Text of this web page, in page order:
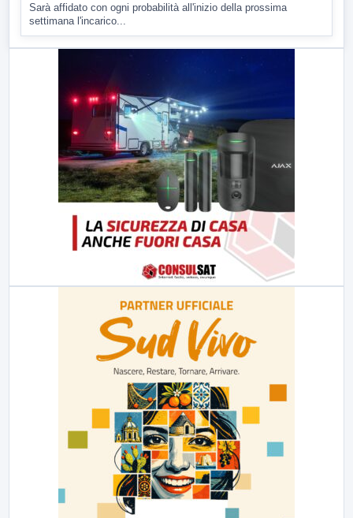
Sarà affidato con ogni probabilità all'inizio della prossima
settimana l'incarico...